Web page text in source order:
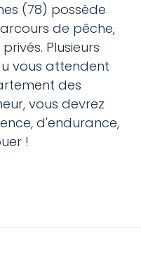
(78) possède
de pêche,
Plusieurs
vous attendent
des
vous devrez
d'endurance,
!